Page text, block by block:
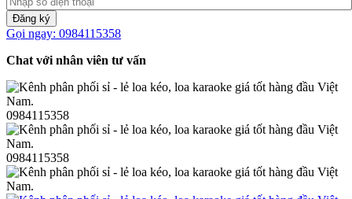
Đăng ký
Gọi ngay: 0984115358
Chat với nhân viên tư vấn
0984115358
0984115358